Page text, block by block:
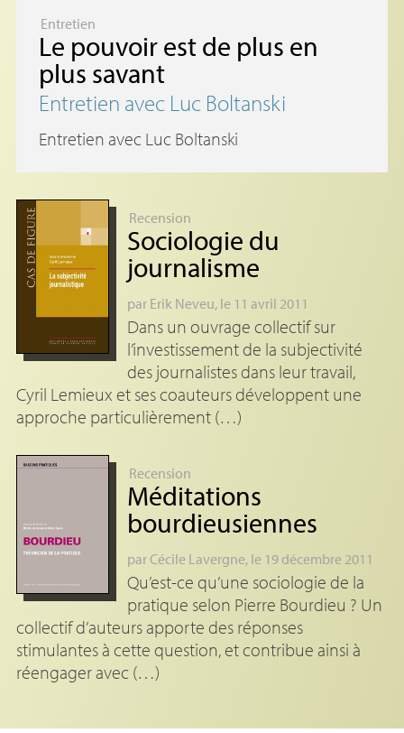
Entretien
Le pouvoir est de plus en
plus savant
Entretien avec Luc Boltanski
Entretien avec Luc Boltanski
Recension
Sociologie du
journalisme
par Erik Neveu, le 11 avril 2011
Dans un ouvrage collectif sur
l’investissement de la subjectivité
des journalistes dans leur travail,
Cyril Lemieux et ses coauteurs développent une
approche particulièrement (…)
Recension
Méditations
bourdieusiennes
parCécile Lavergne, le 19 décembre 2011
Qu’est-ce qu’une sociologie de la
pratique selon Pierre Bourdieu ? Un
collectif d’auteurs apporte des réponses
stimulantes à cette question, et contribue ainsi à
réengager avec (…)